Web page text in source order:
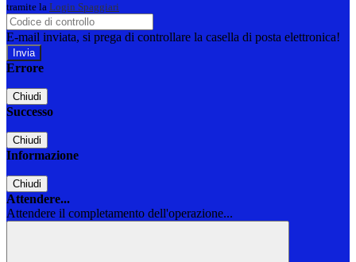
tramite la Login Spaggiari
E-mail inviata, si prega di controllare la casella di posta elettronica!
Errore
Chiudi
Successo
Chiudi
Informazione
Chiudi
Attendere...
Attendere il completamento dell'operazione...